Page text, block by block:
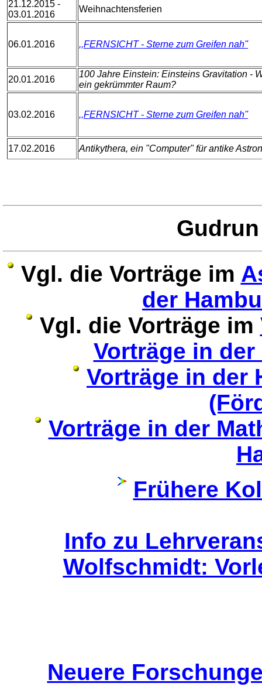
21.12.2015 -
03.01.2016
Weihnachtensferien
06.01.2016 ,,FERNSICHT - Sterne zum Greifen nah''
20.01.2016
100 Jahre Einstein: Einsteins Gravitation -
ein gekrümmter Raum?
03.02.2016 ,,FERNSICHT - Sterne zum Greifen nah''
17.02.2016 Antikythera, ein "Computer" für antike
Vgl. die Vorträge im
der
Vgl. die Vorträge im
Vorträge in
Vorträge in der
Vorträge in der
Frühere
Info zu
Wolfschmidt:
Neuere